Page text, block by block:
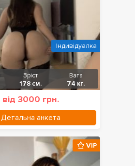
Зріст
178 см.
Вага
74 кг.
від 3000 грн.
Детальна анкета
Індивідуалка
VIP